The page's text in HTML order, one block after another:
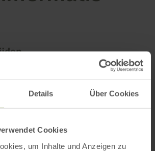
Details Über Cookies
Cookies
um Inhalte und Anzeigen zu
/ bijzonderheden